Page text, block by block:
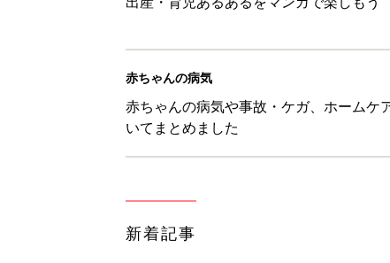
赤ちゃんの病気
赤ちゃんの病気や事故・ケガ、ホームケ
いてまとめました
新着記事